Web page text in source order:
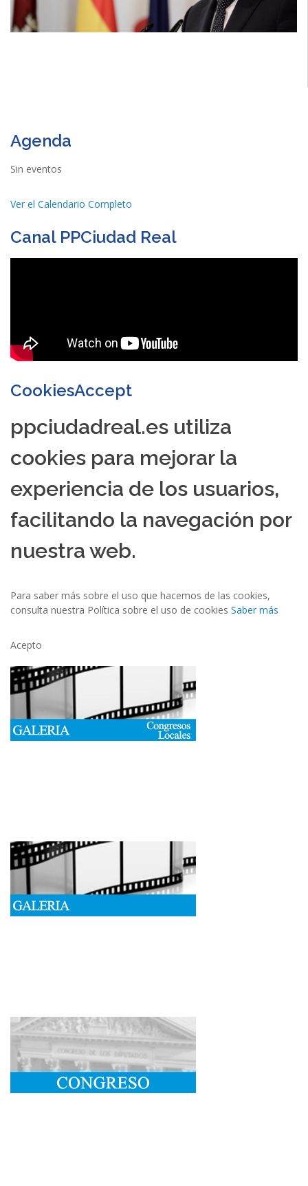
Agenda
Sin eventos
Ver el Calendario Completo
Canal PPCiudad Real
CookiesAccept
ppciudadreal.es utiliza
cookies para mejorar la
experiencia de los usuarios,
facilitando la navegación por
nuestra web.
Para saber más sobre el uso que hacemos de las cookies,
consulta nuestra Política sobre el uso de cookies Saber más
Acepto